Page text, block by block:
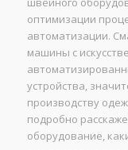
оптимизации
автоматизации.
машины с
устройства,
производству
подробно
оборудование,